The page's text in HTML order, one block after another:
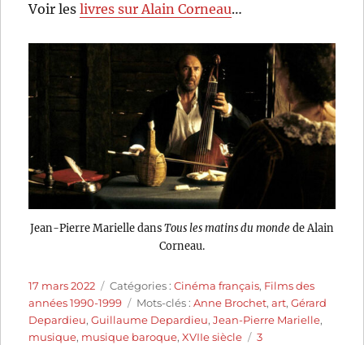
Voir leslivres sur Alain Corneau…
Jean-Pierre Marielle dansTous les matins du mondede Alain
Corneau.
Publié
le
17 mars 2022 Catégories
Catégories :Cinéma français, Films des
années 1990-1999
Étiquettes
Mots-clés :Anne Brochet,art,Gérard
Depardieu,Guillaume Depardieu,Jean-Pierre Marielle,
musique, musique baroque,XVIIe siècle
3